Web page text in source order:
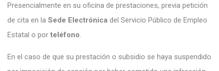
Presencialmente en su oficina de prestaciones, previa petición
de cita en la Sede Electrónica del Servicio Público de Empleo
Estatal o por teléfono.
En el caso de que su prestación o subsidio se haya suspendido